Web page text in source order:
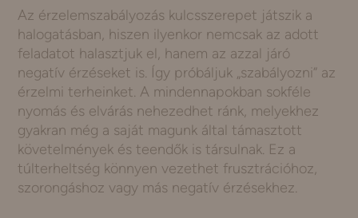
Az érzelemszabályozás kulcsszerepet játszik a
halogatásban, hiszen ilyenkor nemcsak az adott
feladatot halasztjuk el, hanem az azzal járó
negatív érzéseket is. Így próbáljuk „szabályozni” az
érzelmi terheinket. A mindennapokban sokféle
nyomás és elvárás nehezedhet ránk, melyekhez
gyakran még a saját magunk által támasztott
követelmények és teendők is társulnak. Ez a
túlterheltség könnyen vezethet frusztrációhoz,
szorongáshoz vagy más negatív érzésekhez.